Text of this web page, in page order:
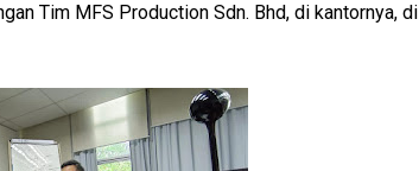
Tim MFS Production Sdn. Bhd, di kantornya, di